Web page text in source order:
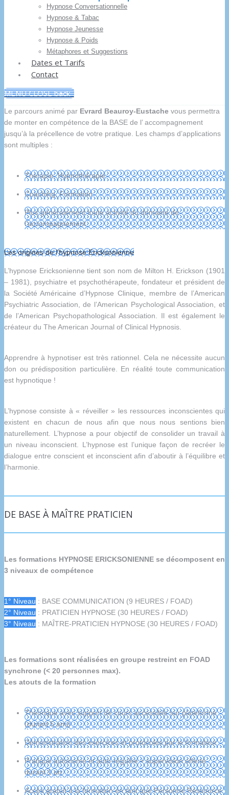
Hypnose Conversationnelle
Hypnose & Tabac
Hypnose Jeunesse
Hypnose & Poids
Métaphores et Suggestions
Dates et Tarifs
Contact
MENU CLOSE back
Le parcours animé par Evrard Beauroy-Eustache vous permettra
de monter en compétence de la BASE de l’ accompagnement
jusqu’à la précellence de votre pratique. Les champs d’applications
sont multiples :
Thérapie, Hypnothérapie
Coaching, Formation
Plus généralement toute activité du domaine de
l’accompagnement
Les origines de l’hypnose Ericksonienne
L’hypnose Ericksonienne tient son nom de Milton H. Erickson (1901
– 1981), psychiatre et psychothérapeute, fondateur et président de
la Société Américaine d’Hypnose Clinique, membre de l’American
Psychiatric Association, de l’American Psychological Association, et
de l’American Psychopathological Association. Il est également le
créateur du The American Journal of Clinical Hypnosis.
Apprendre à hypnotiser est très rationnel. Cela ne nécessite aucun
don ou prédisposition particulière. En réalité toute communication
est hypnotique !
L’hypnose consiste à « réveiller » les ressources inconscientes qui
existent en chacun de nous afin que nous nous sentions bien
naturellement. L’hypnose a pour objectif de consolider un travail à
un niveau inconscient. L’hypnose est l’unique façon de recréer le
dialogue entre conscient et inconscient afin d’aboutir à l’équilibre et
l’harmonie.
DE BASE À MAÎTRE PRATICIEN
Les formations HYPNOSE ERICKSONIENNE se décomposent en
3 niveaux de compétence
1° Niveau : BASE COMMUNICATION (9 HEURES / FOAD)
2° Niveau : PRATICIEN HYPNOSE (30 HEURES / FOAD)
3° Niveau : MAÎTRE-PRATICIEN HYPNOSE (30 HEURES / FOAD)
Les formations sont réalisées en groupe restreint en FOAD
synchrone (< 20 personnes max).
Les atouts de la formation
Théorique avec support de cours accessible sur plateforme
(durant 5 ans)
Démonstration des exercices et protocoles par le formateur
Pratique autonome et auto-régulée + supervision offerte
durant 1 an
Accès gratuit à la formation en tant que Personne Ressource